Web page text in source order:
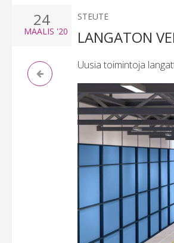
24
MAALIS '20
STEUTE
LANGATON
Uusia toimintoja